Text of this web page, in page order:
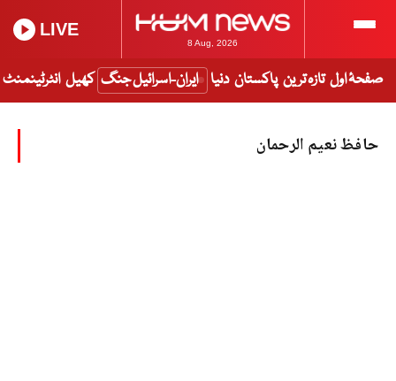
8 Aug, 2026
LIVE
صفحۂ اول تازہ ترین پاکستان دنیا ایران-اسرائیل جنگ کھیل انٹرٹینمنٹ
حافظ نعیم الرحمان